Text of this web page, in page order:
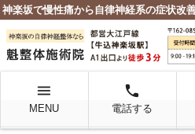
menu
MENU
local_phone
電話する